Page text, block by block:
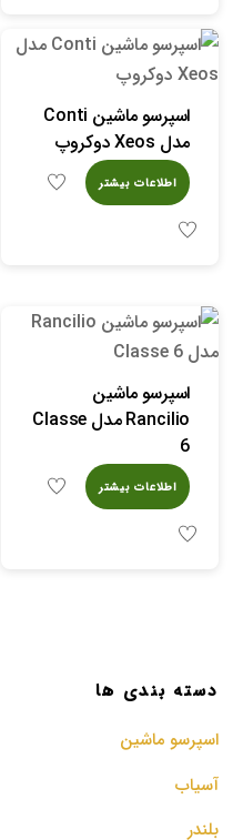
اسپرسو ماشین Conti
مدل Xeos دوکروپ
اطلاعات بیشتر
اسپرسو ماشین
Rancilio مدل Classe
6
اطلاعات بیشتر
دسته بندی ها
اسپرسو‌ ماشین
آسیاب
بلندر